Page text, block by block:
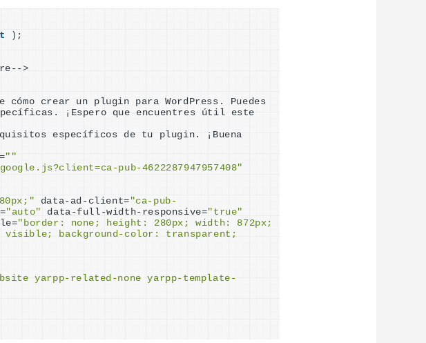
) ;
>
crear un plugin para WordPress. Puedes
¡Espero que encuentres útil este
específicos de tu plugin. ¡Buena
""
pub-4622287947957408"
data-ad-client= "ca-pub-
"auto" data-full-width-responsive="true"
"border: none; height: 280px; width: 872px;
background-color: transparent;
yarpp-related-none yarpp-template-